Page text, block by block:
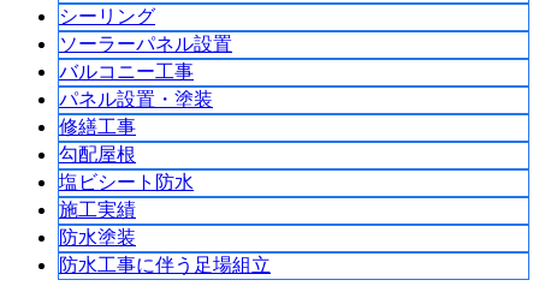
シーリング
ソーラーパネル設置
バルコニー工事
パネル設置・塗装
修繕工事
勾配屋根
塩ビシート防水
施工実績
防水塗装
防水工事に伴う足場組立